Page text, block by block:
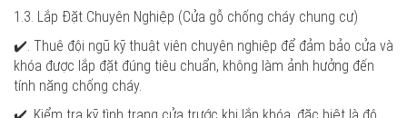
1.3. Lắp Đặt Chuyên Nghiệp (Cửa gỗ chống cháy chung cư)
✔️. Thuê đội ngũ kỹ thuật viên chuyên nghiệp để đảm bảo cửa và
khóa được lắp đặt đúng tiêu chuẩn, không làm ảnh hưởng đến
tính năng chống cháy.